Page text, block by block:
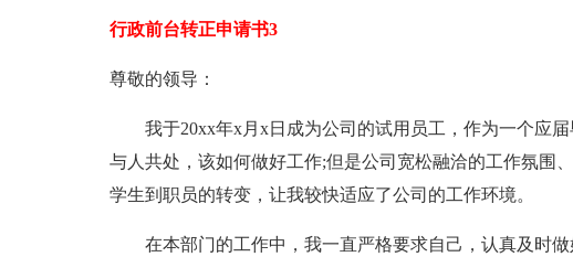
行政前台转正申请书3
尊敬的领导：
我于20xx年x月x日成为公司的试用员工，作为一个应届
与人共处，该如何做好工作;但是公司宽松融洽的工作氛围
学生到职员的转变，让我较快适应了公司的工作环境。
在本部门的工作中，我一直严格要求自己，认真及时做